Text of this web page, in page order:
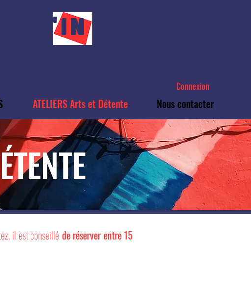
Connexion
ATELIERS Arts et Détente Nous contacter
il est conseillé de réserver entre 15